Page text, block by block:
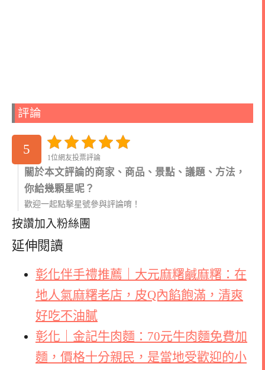
評論
5
1位網友投票評論
關於本文評論的商家、商品、景點、議題、方法，
你給幾顆星呢？
歡迎一起點擊星號參與評論唷！
按讚加入粉絲團
延伸閱讀
彰化伴手禮推薦｜大元麻糬鹹麻糬：在
地人氣麻糬老店，皮Q內餡飽滿，清爽
好吃不油膩
彰化｜金記牛肉麵：70元牛肉麵免費加
麵，價格十分親民，是當地受歡迎的小